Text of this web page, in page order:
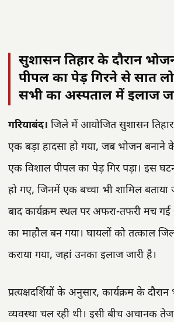
सुशासन तिहार के दौरान
पीपल का पेड़ गिरने से सात
सभी का अस्पताल में इलाज
गरियाबंद। जिले में आयोजित सुशासन तिहार
एक बड़ा हादसा हो गया, जब भोजन
एक विशाल पीपल का पेड़ गिर पड़ा। इस
हो गए, जिनमें एक बच्चा भी शामिल बताया
बाद कार्यक्रम स्थल पर अफरा-तफरी मच
का माहौल बन गया। घायलों को तत्काल
कराया गया, जहां उनका इलाज जारी है।
प्रत्यक्षदर्शियों के अनुसार, कार्यक्रम के
व्यवस्था चल रही थी। इसी बीच अचानक